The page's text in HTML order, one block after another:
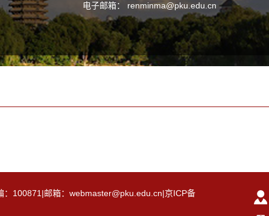
电子邮箱：
renminma@pku.edu.cn
100871|邮箱：webmaster@pku.edu.cn|京ICP备